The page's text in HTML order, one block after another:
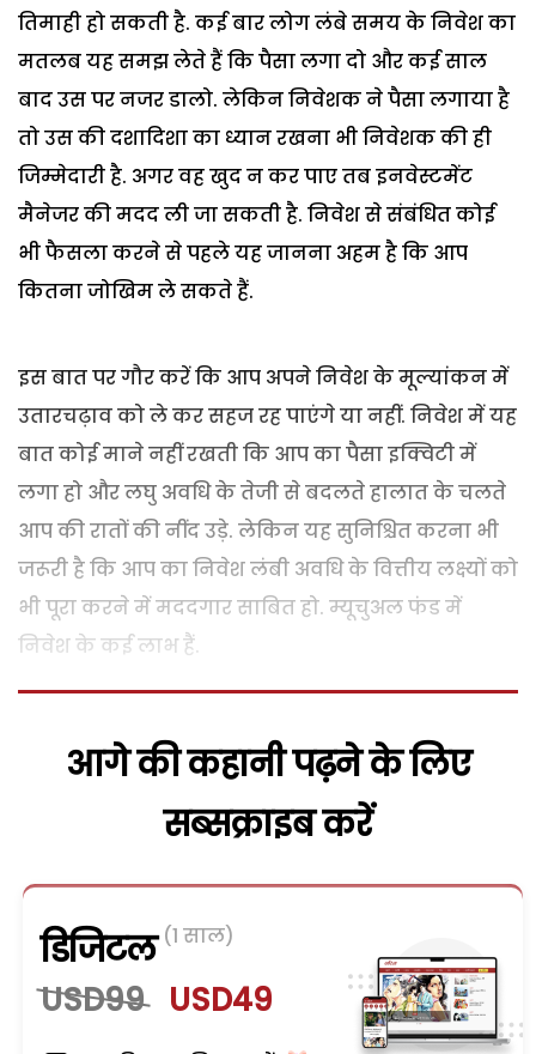
तिमाही हो सकती है. कई बार लोग लंबे समय के निवेश का
मतलब यह समझ लेते हैं कि पैसा लगा दो और कई साल
बाद उस पर नजर डालो. लेकिन निवेशक ने पैसा लगाया है
तो उस की दशादिशा का ध्यान रखना भी निवेशक की ही
जिम्मेदारी है. अगर वह खुद न कर पाए तब इनवेस्टमेंट
मैनेजर की मदद ली जा सकती है. निवेश से संबंधित कोई
भी फैसला करने से पहले यह जानना अहम है कि आप
कितना जोखिम ले सकते हैं.
इस बात पर गौर करें कि आप अपने निवेश के मूल्यांकन में
उतारचढ़ाव को ले कर सहज रह पाएंगे या नहीं. निवेश में यह
बात कोई माने नहीं रखती कि आप का पैसा इक्विटी में
लगा हो और लघु अवधि के तेजी से बदलते हालात के चलते
आप की रातों की नींद उड़े. लेकिन यह सुनिश्चित करना भी
जरूरी है कि आप का निवेश लंबी अवधि के वित्तीय लक्ष्यों को
भी पूरा करने में मददगार साबित हो. म्यूचुअल फंड में
निवेश के कई लाभ हैं.
आगे की कहानी पढ़ने के लिए
सब्सक्राइब करें
डिजिटल (1 साल)
USD99 USD49